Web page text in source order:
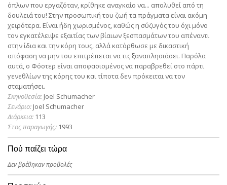
όπλων που εργαζόταν, κρίθηκε αναγκαίο να... απολυθεί από τη
δουλειά του! Στην προσωπική του ζωή τα πράγματα είναι ακόμη
χειρότερα. Είναι ήδη χωρισμένος, καθώς η σύζυγός του όχι μόνο
τον εγκατέλειψε εξαιτίας των βίαιων ξεσπασμάτων του απέναντι
στην ίδια και την κόρη τους, αλλά κατόρθωσε με δικαστική
απόφαση να μην του επιτρέπεται να τις ξαναπλησιάσει. Παρόλα
αυτά, ο Φόστερ είναι αποφασισμένος να παραβρεθεί στο πάρτι
γενεθλίων της κόρης του και τίποτα δεν πρόκειται να τον
σταματήσει.
Σκηνοθεσία: Joel Schumacher
Σενάριο: Joel Schumacher
Διάρκεια: 113
Έτος παραγωγής: 1993
Πού παίζει τώρα
Δεν βρέθηκαν προβολές